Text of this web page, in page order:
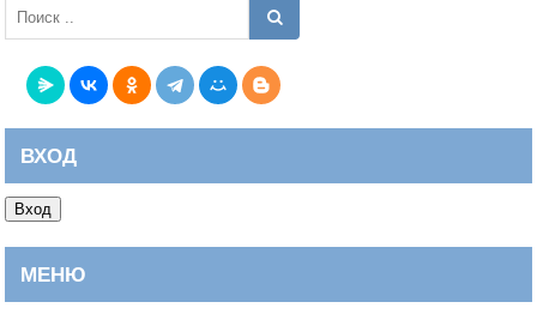
ВХОД
Вход
МЕНЮ